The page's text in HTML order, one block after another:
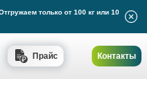
только от 100 кг или 10
Прайс Контакты